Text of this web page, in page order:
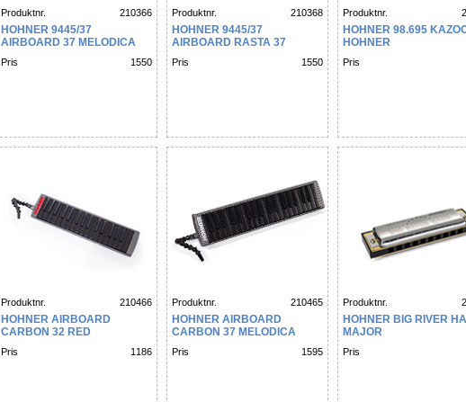
Produktnr. 210366
HOHNER 9445/37
AIRBOARD 37 MELODICA
Pris 1550
Produktnr. 210368
HOHNER 9445/37
AIRBOARD RASTA 37
Pris 1550
Produktnr.
HOHNER 98.695
HOHNER
Pris
Produktnr. 210466
HOHNER AIRBOARD
CARBON 32 RED
Pris 1186
Produktnr. 210465
HOHNER AIRBOARD
CARBON 37 MELODICA
Pris 1595
Produktnr.
HOHNER BIG RIVER
MAJOR
Pris